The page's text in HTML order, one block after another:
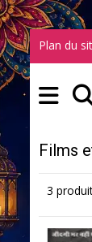
Plan du
Films
3